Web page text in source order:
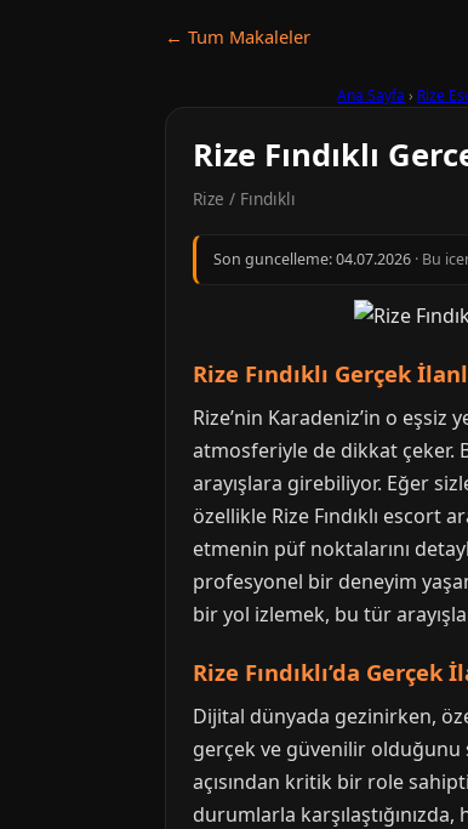
← Tum Makaleler
Ana Sayfa › Rize
Rize Fındıklı
Rize / Fındıklı
Son guncelleme:04.07.2026 · Bu
Rize Fındıklı Gerçek
Rize’nin Karadeniz’in o
atmosferiyle de dikkat çeker.
arayışlara girebiliyor. Eğer
özellikle Rize Fındıklı escort
etmenin püf noktalarını
profesyonel bir deneyim
bir yol izlemek, bu tür
Rize Fındıklı’da
Dijital dünyada gezinirken,
gerçek ve güvenilir olduğunu
açısından kritik bir role
durumlarla karşılaştığınızda,